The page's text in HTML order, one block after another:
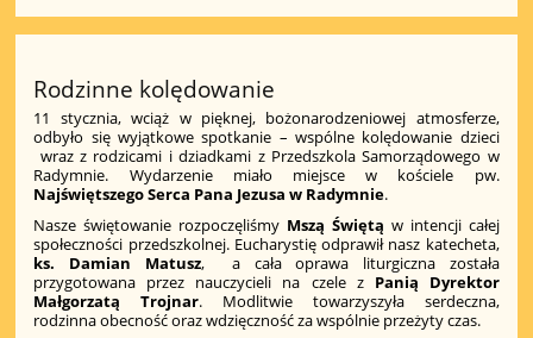
Rodzinne kolędowanie
11 stycznia, wciąż w pięknej, bożonarodzeniowej atmosferze,
odbyło się wyjątkowe spotkanie – wspólne kolędowanie dzieci
wraz z rodzicami i dziadkami z Przedszkola Samorządowego w
Radymnie. Wydarzenie miało miejsce w kościele pw.
Najświętszego Serca Pana Jezusa w Radymnie.
Nasze świętowanie rozpoczęliśmy Mszą Świętą w intencji całej
społeczności przedszkolnej. Eucharystię odprawił nasz katecheta,
ks. Damian Matusz, a cała oprawa liturgiczna została
przygotowana przez nauczycieli na czele z Panią Dyrektor
Małgorzatą Trojnar. Modlitwie towarzyszyła serdeczna,
rodzinna obecność oraz wdzięczność za wspólnie przeżyty czas.